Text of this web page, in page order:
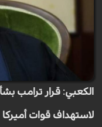
الكعبي: قرار ترامب
لاستهداف قوات أميركا